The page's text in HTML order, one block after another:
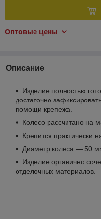
Оптовые цены
Описание
Изделие полностью
достаточно
помощи крепежа.
Колесо рассчитано на
Крепится практически
Диаметр колеса — 50
Изделие органично
отделочных материалов.